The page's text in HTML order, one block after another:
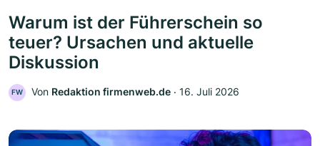
Warum ist der Führerschein so
teuer? Ursachen und aktuelle
Diskussion
FW Von Redaktion firmenweb.de ‧ 16. Juli 2026